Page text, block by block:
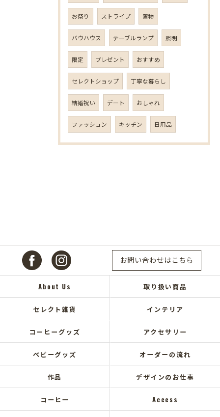
お祭り ストライプ 置物
バウハウス テーブルランプ 照明
限定 プレゼント おすすめ
セレクトショップ 丁寧な暮らし
結婚祝い デート おしゃれ
ファッション キッチン 日用品
お問い合わせはこちら
About Us 取り扱い商品
セレクト雑貨 インテリア
コーヒーグッズ アクセサリー
ベビーグッズ オーダーの流れ
作品 デザインのお仕事
コーヒー Access